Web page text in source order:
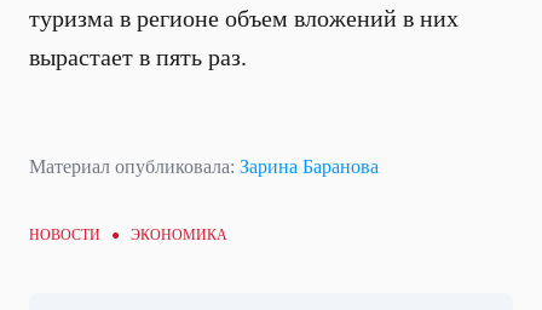
туризма в регионе объем вложений в них
вырастает в пять раз.
Материал опубликовала: Зарина Баранова
НОВОСТИ ● ЭКОНОМИКА